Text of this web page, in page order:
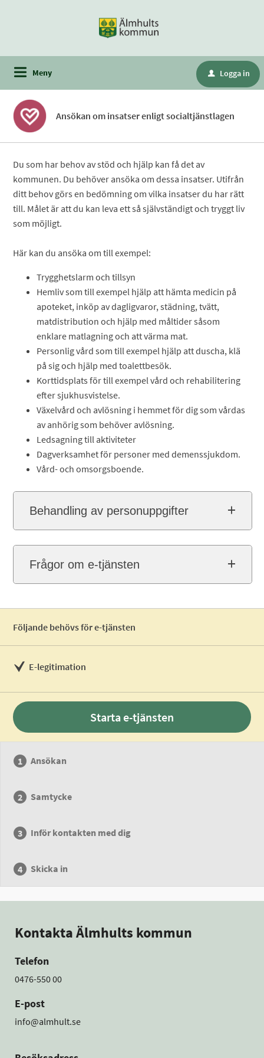
Meny u Logga in
Ansökan om insatser enligt socialtjänstlagen
Du som har behov av stöd och hjälp kan få det av
kommunen. Du behöver ansöka om dessa insatser. Utifrån
ditt behov görs en bedömning om vilka insatser du har rätt
till. Målet är att du kan leva ett så självständigt och tryggt liv
som möjligt.
Här kan du ansöka om till exempel:
Trygghetslarm och tillsyn
Hemliv som till exempel hjälp att hämta medicin på
apoteket, inköp av dagligvaror, städning, tvätt,
matdistribution och hjälp med måltider såsom
enklare matlagning och att värma mat.
Personlig vård som till exempel hjälp att duscha, klä
på sig och hjälp med toalettbesök.
Korttidsplats för till exempel vård och rehabilitering
efter sjukhusvistelse.
Växelvård och avlösning i hemmet för dig som vårdas
av anhörig som behöver avlösning.
Ledsagning till aktiviteter
Dagverksamhet för personer med demenssjukdom.
Vård- och omsorgsboende.
Behandling av personuppgifter
Frågor om e-tjänsten
Följande behövs för e-tjänsten
E-legitimation
Starta e-tjänsten
Ansökan
Samtycke
Inför kontakten med dig
Skicka in
Kontakta Älmhults kommun
Telefon
0476-550 00
E-post
info@almhult.se